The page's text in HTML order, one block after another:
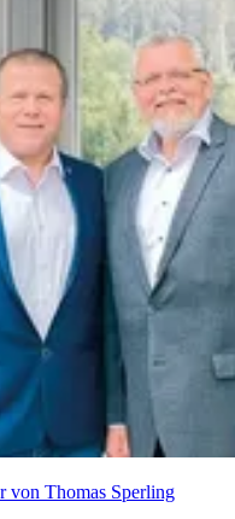
von Thomas Sperling